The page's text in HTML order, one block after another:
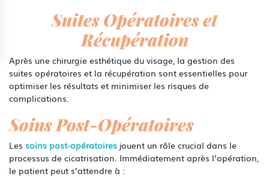
Suites Opératoires et
Récupération
Après une chirurgie esthétique du visage, la gestion des
suites opératoires et la récupération sont essentielles pour
optimiser les résultats et minimiser les risques de
complications.
Soins Post-Opératoires
Les soins post-opératoires jouent un rôle crucial dans le
processus de cicatrisation. Immédiatement après l’opération,
le patient peut s’attendre à :